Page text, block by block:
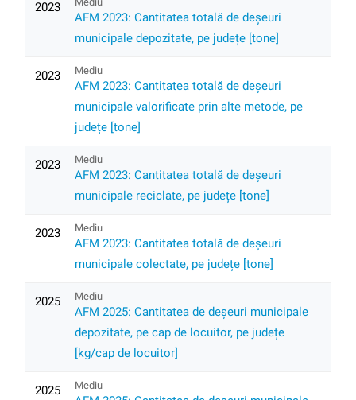
2023
AFM 2023: Cantitatea totală de deșeuri
municipale depozitate, pe județe [tone]
2023 Mediu
AFM 2023: Cantitatea totală de deșeuri
municipale valorificate prin alte metode, pe
județe [tone]
2023 Mediu
AFM 2023: Cantitatea totală de deșeuri
municipale reciclate, pe județe [tone]
2023 Mediu
AFM 2023: Cantitatea totală de deșeuri
municipale colectate, pe județe [tone]
2025 Mediu
AFM 2025: Cantitatea de deșeuri municipale
depozitate, pe cap de locuitor, pe județe
[kg/cap de locuitor]
2025 Mediu